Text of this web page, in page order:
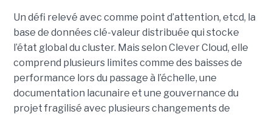
Un défi relevé avec comme point d’attention, etcd, la
base de données clé-valeur distribuée qui stocke
l’état global du cluster. Mais selon Clever Cloud, elle
comprend plusieurs limites comme des baisses de
performance lors du passage à l’échelle, une
documentation lacunaire et une gouvernance du
projet fragilisé avec plusieurs changements de